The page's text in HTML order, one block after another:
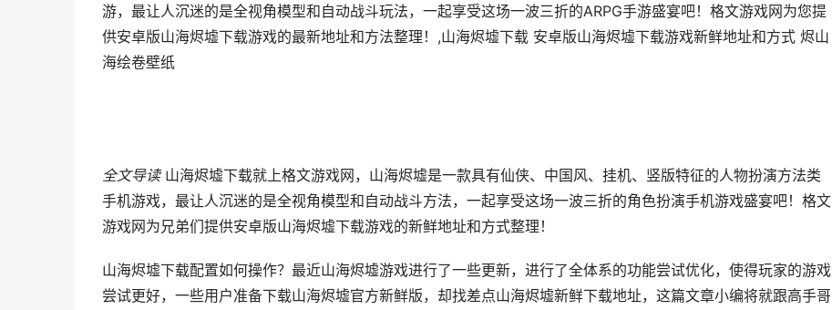
游，最让人沉迷的是全视角模型和自动战斗玩法，一起享受这场一波三折的ARPG手游盛宴吧！格文游戏网为您提
供安卓版山海烬墟下载游戏的最新地址和方法整理！,山海烬墟下载 安卓版山海烬墟下载游戏新鲜地址和方式 烬山
海绘卷壁纸
全文导读山海烬墟下载就上格文游戏网，山海烬墟是一款具有仙侠、中国风、挂机、竖版特征的人物扮演方法类
手机游戏，最让人沉迷的是全视角模型和自动战斗方法，一起享受这场一波三折的角色扮演手机游戏盛宴吧！格文
游戏网为兄弟们提供安卓版山海烬墟下载游戏的新鲜地址和方式整理！
山海烬墟下载配置如何操作？最近山海烬墟游戏进行了一些更新，进行了全体系的功能尝试优化，使得玩家的游戏
尝试更好，一些用户准备下载山海烬墟官方新鲜版，却找差点山海烬墟新鲜下载地址，这篇文章小编将就跟高手哥